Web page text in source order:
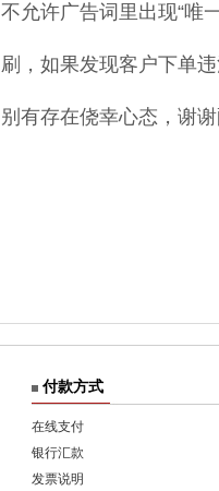
不允许广告词里出现“唯
刷，如果发现客户下单
别有存在侥幸心态，谢
付款方式
在线支付
银行汇款
发票说明